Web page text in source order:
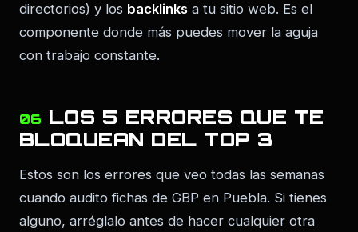
directorios) y los backlinks a tu sitio web. Es el
componente donde más puedes mover la aguja
con trabajo constante.
06 LOS 5 ERRORES QUE TE
BLOQUEAN DEL TOP 3
Estos son los errores que veo todas las semanas
cuando audito fichas de GBP en Puebla. Si tienes
alguno, arréglalo antes de hacer cualquier otra